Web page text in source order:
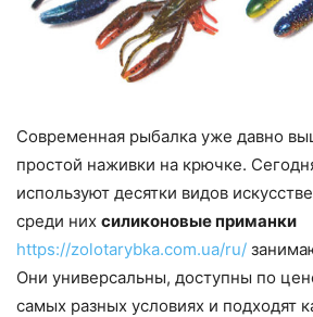
Современная рыбалка уже давно
простой наживки на крючке.
используют десятки видов
среди них силиконовые приманки
https://zolotarybka.com.ua/ru/
Они универсальны, доступны по
самых разных условиях и подходят